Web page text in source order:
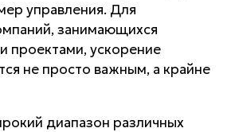
управления. Для
занимающихся
проектами, ускорение
не просто важным, а крайне
диапазон различных